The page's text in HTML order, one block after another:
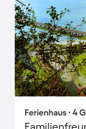
Ferienhaus ∙ 4